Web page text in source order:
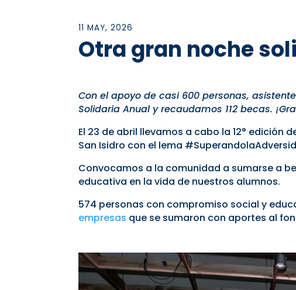
11 MAY, 2026
Otra gran noche
Con el apoyo de casi 600 personas,
Solidaria Anual y recaudamos 112 becas.
El 23 de abril llevamos a cabo la 12°
San Isidro con el lema
Convocamos a la comunidad a sumarse a
educativa en la vida de nuestros alumnos.
574 personas con compromiso social y
empresas que se sumaron con aportes al